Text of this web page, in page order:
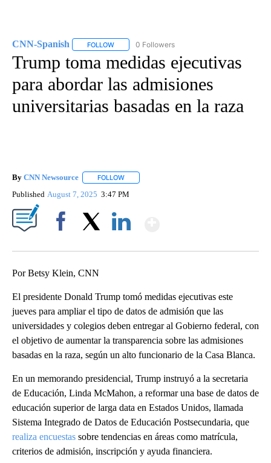
CNN-Spanish FOLLOW FOLLOW "CNN-SPANISH" TO RECEIVE
0 Followers
Trump toma medidas ejecutivas
para abordar las admisiones
universitarias basadas en la raza
By CNN Newsource FOLLOW
Published August 7, 2025 3:47 PM
Por Betsy Klein, CNN
El presidente Donald Trump tomó medidas ejecutivas este
jueves para ampliar el tipo de datos de admisión que las
universidades y colegios deben entregar al Gobierno federal, con
el objetivo de aumentar la transparencia sobre las admisiones
basadas en la raza, según un alto funcionario de la Casa Blanca.
En un memorando presidencial, Trump instruyó a la secretaria
de Educación, Linda McMahon, a reformar una base de datos de
educación superior de larga data en Estados Unidos, llamada
Sistema Integrado de Datos de Educación Postsecundaria, que
realiza encuestas sobre tendencias en áreas como matrícula,
criterios de admisión, inscripción y ayuda financiera.